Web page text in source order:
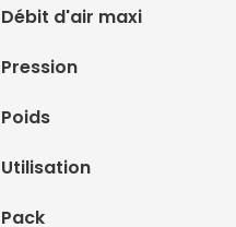
Débit d'air maxi
Pression
Poids
Utilisation
Pack